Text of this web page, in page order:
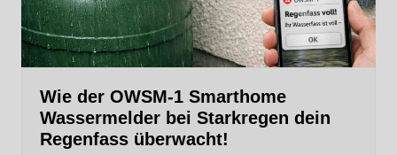
Wie der OWSM‑1 Smarthome
Wassermelder bei Starkregen dein
Regenfass überwacht!